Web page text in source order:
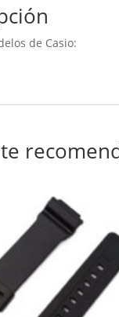
de Casio: